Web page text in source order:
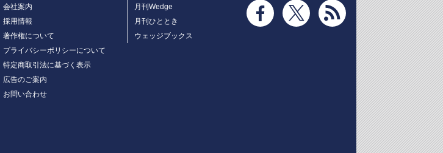
会社案内
採用情報
著作権について
プライバシーポリシーについて
特定商取引法に基づく表示
広告のご案内
お問い合わせ
月刊Wedge
月刊ひととき
ウェッジブックス